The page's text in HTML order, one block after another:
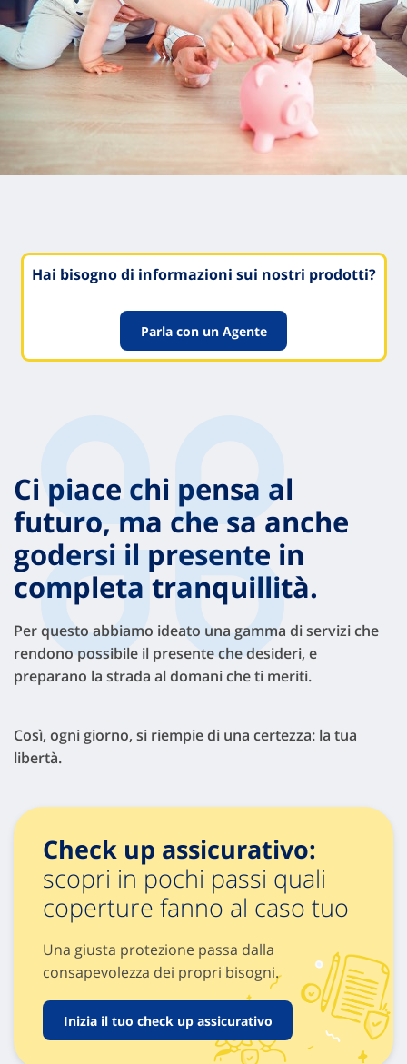
Hai bisogno di informazioni sui nostri prodotti?
Parla con un Agente
Ci piace chi pensa al
futuro, ma che sa anche
godersi il presente in
completa tranquillità.
Per questo abbiamo ideato una gamma di servizi che
rendono possibile il presente che desideri, e
preparano la strada al domani che ti meriti.
Così, ogni giorno, si riempie di una certezza: la tua
libertà.
Check up assicurativo:
scopri in pochi passi quali
coperture fanno al caso tuo
Una giusta protezione passa dalla
consapevolezza dei propri bisogni.
Inizia il tuo check up assicurativo